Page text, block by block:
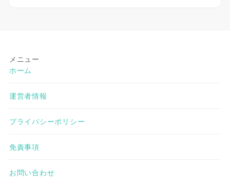
メニュー
ホーム
運営者情報
プライバシーポリシー
免責事項
お問い合わせ